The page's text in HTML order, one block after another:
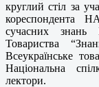
круглий стіл за
кореспондента
сучасних знань
Товариства
Всеукраїнське
Національна
лектори.